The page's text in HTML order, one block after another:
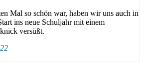
Mal so schön war, haben wir uns auch in
ins neue Schuljahr mit einem
versüßt.